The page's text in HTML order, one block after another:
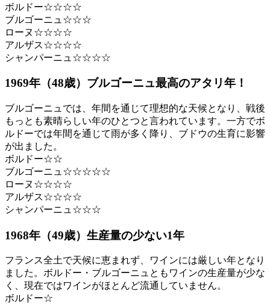
ボルドー☆☆☆☆
ブルゴーニュ☆☆☆
ローヌ☆☆☆☆
アルザス☆☆☆☆
シャンパーニュ☆☆☆☆
1969年（48歳）ブルゴーニュ最高のアタリ年！
ブルゴーニュでは、年間を通じて理想的な天候となり、戦後
もっとも素晴らしい年のひとつと言われています。一方でボ
ルドーでは年間を通じて雨が多く降り、ブドウの生育に影響
が出ました。
ボルドー☆☆
ブルゴーニュ☆☆☆☆☆
ローヌ☆☆☆☆
アルザス☆☆☆☆
シャンパーニュ☆☆☆
1968年（49歳）生産量の少ない1年
フランス全土で天候に恵まれず、ワインには厳しい年となり
ました。ボルドー・ブルゴーニュともワインの生産量が少な
く、現在ではワインがほとんど流通していません。
ボルドー☆